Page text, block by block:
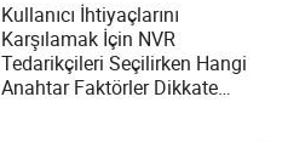
Kullanıcı İhtiyaçlarını
Karşılamak İçin NVR
Tedarikçileri Seçilirken Hangi
Anahtar Faktörler Dikkate